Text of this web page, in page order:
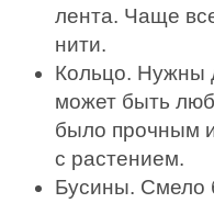
лента. Чаще
нити.
Кольцо. Нужны
может быть
было прочным
с растением.
Бусины. Смело